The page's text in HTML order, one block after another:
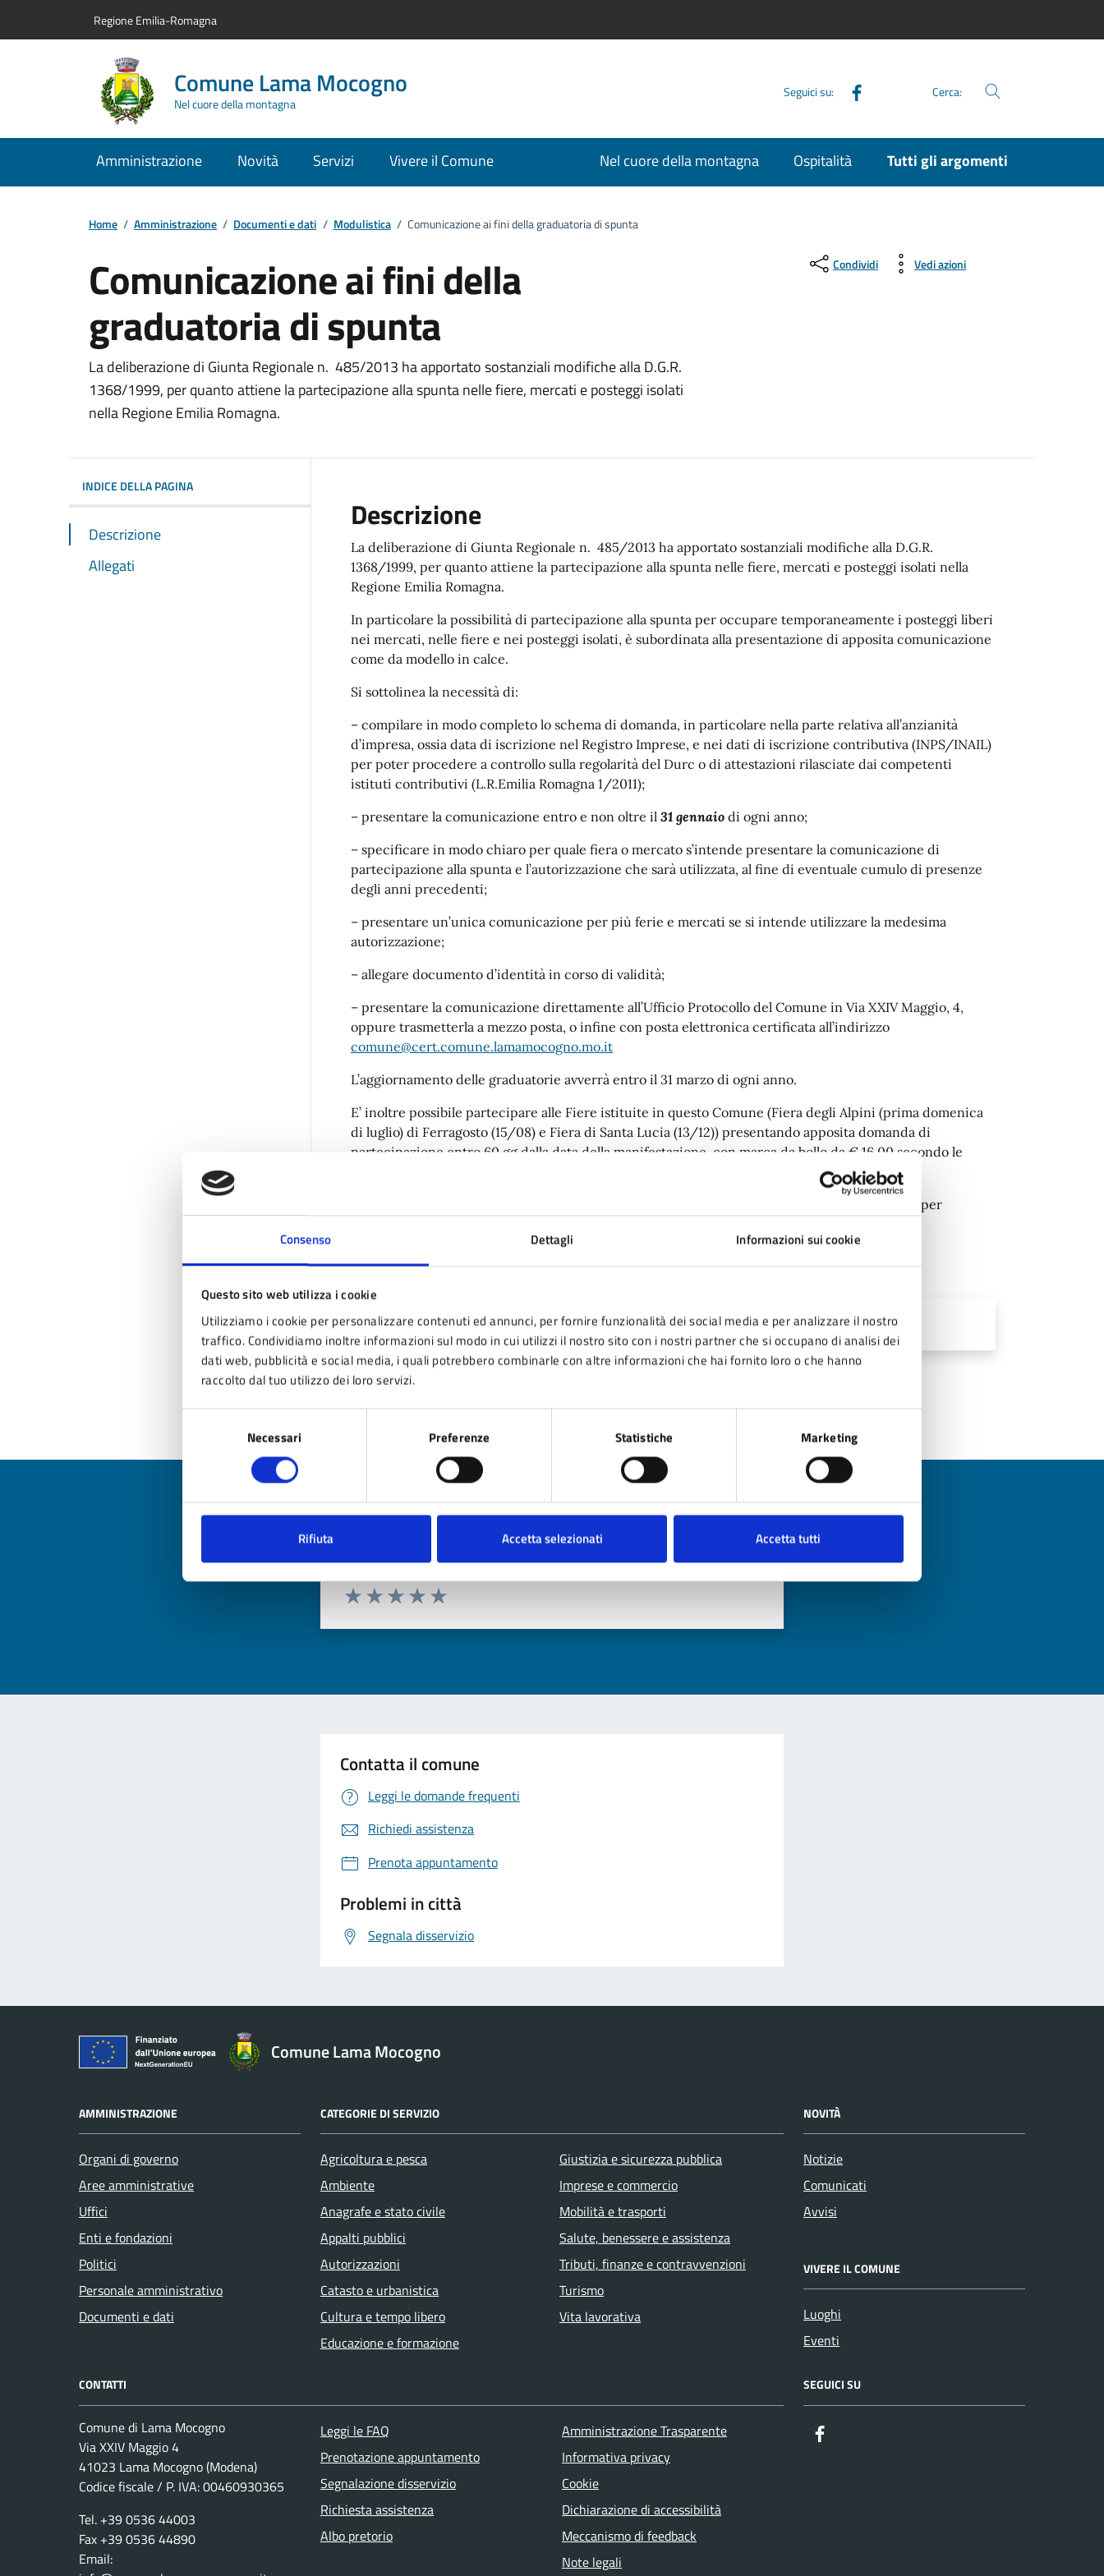
Consenso Dettagli Informazioni sui cookie
Questo sito web utilizza i cookie
Utilizziamo i cookie per personalizzare contenuti ed annunci, per fornire funzionalità dei social media e per analizzare il nostro
traffico. Condividiamo inoltre informazioni sul modo in cui utilizzi il nostro sito con i nostri partner che si occupano di analisi dei
dati web, pubblicità e social media, i quali potrebbero combinarle con altre informazioni che hai fornito loro o che hanno
raccolto dal tuo utilizzo dei loro servizi.
consenso
Necessari Preferenze Statistiche Marketing
Rifiuta Accetta selezionati Accetta tutti
Regione Emilia-Romagna
Comune Lama Mocogno
Nel cuore della montagna
Seguici su: Cerca:
Amministrazione Novità Servizi Vivere il Comune Nel cuore della montagna Ospitalità Tutti gli argomenti
Home / Amministrazione / Documenti e dati / Modulistica / Comunicazione ai fini della graduatoria di spunta
Comunicazione ai fini della
graduatoria di spunta
La deliberazione di Giunta Regionale n. 485/2013 ha apportato sostanziali modifiche alla D.G.R.
1368/1999, per quanto attiene la partecipazione alla spunta nelle fiere, mercati e posteggi isolati
nella Regione Emilia Romagna.
Condividi Vedi azioni
INDICE DELLA PAGINA
Descrizione
Allegati
Descrizione
La deliberazione di Giunta Regionale n. 485/2013 ha apportato sostanziali modifiche alla D.G.R.
1368/1999, per quanto attiene la partecipazione alla spunta nelle fiere, mercati e posteggi isolati nella
Regione Emilia Romagna.
In particolare la possibilità di partecipazione alla spunta per occupare temporaneamente i posteggi liberi
nei mercati, nelle fiere e nei posteggi isolati, è subordinata alla presentazione di apposita comunicazione
come da modello in calce.
Si sottolinea la necessità di:
– compilare in modo completo lo schema di domanda, in particolare nella parte relativa all’anzianità
d’impresa, ossia data di iscrizione nel Registro Imprese, e nei dati di iscrizione contributiva (INPS/INAIL)
per poter procedere a controllo sulla regolarità del Durc o di attestazioni rilasciate dai competenti
istituti contributivi (L.R.Emilia Romagna 1/2011);
– presentare la comunicazione entro e non oltre il 31 gennaio di ogni anno;
– specificare in modo chiaro per quale fiera o mercato s’intende presentare la comunicazione di
partecipazione alla spunta e l’autorizzazione che sarà utilizzata, al fine di eventuale cumulo di presenze
degli anni precedenti;
– presentare un’unica comunicazione per più ferie e mercati se si intende utilizzare la medesima
autorizzazione;
– allegare documento d’identità in corso di validità;
– presentare la comunicazione direttamente all’Ufficio Protocollo del Comune in Via XXIV Maggio, 4,
oppure trasmetterla a mezzo posta, o infine con posta elettronica certificata all’indirizzo
comune@cert.comune.lamamocogno.mo.it
L’aggiornamento delle graduatorie avverrà entro il 31 marzo di ogni anno.
E’ inoltre possibile partecipare alle Fiere istituite in questo Comune (Fiera degli Alpini (prima domenica
di luglio) di Ferragosto (15/08) e Fiera di Santa Lucia (13/12)) presentando apposita domanda di
partecipazione entro 60 gg dalla data della manifestazione, con marca da bollo da € 16.00 secondo le
Il allegato è reperibile il modulo per la comunicazione relativa alla partecipazione alla spunta per
Allegati
Comunicazione ai fini della graduatoria (DOC - 56 KB)
Pagina aggiornata il 25/10/2024
Quanto sono chiare le informazioni su questa pagina?
Valuta da 1 a 5 stelle la pagina
Contatta il comune
Leggi le domande frequenti
Richiedi assistenza
Prenota appuntamento
Problemi in città
Segnala disservizio
Comune Lama Mocogno
AMMINISTRAZIONE
Organi di governo
Aree amministrative
Uffici
Enti e fondazioni
Politici
Personale amministrativo
Documenti e dati
CATEGORIE DI SERVIZIO
Agricoltura e pesca
Ambiente
Anagrafe e stato civile
Appalti pubblici
Autorizzazioni
Catasto e urbanistica
Cultura e tempo libero
Educazione e formazione
Giustizia e sicurezza pubblica
Imprese e commercio
Mobilità e trasporti
Salute, benessere e assistenza
Tributi, finanze e contravvenzioni
Turismo
Vita lavorativa
NOVITÀ
Notizie
Comunicati
Avvisi
VIVERE IL COMUNE
Luoghi
Eventi
CONTATTI
Comune di Lama Mocogno
Via XXIV Maggio 4
41023 Lama Mocogno (Modena)
Codice fiscale / P. IVA: 00460930365
Tel. +39 0536 44003
Fax +39 0536 44890
Email:
Leggi le FAQ
Prenotazione appuntamento
Segnalazione disservizio
Richiesta assistenza
Albo pretorio
Amministrazione Trasparente
Informativa privacy
Cookie
Dichiarazione di accessibilità
Meccanismo di feedback
Note legali
SEGUICI SU